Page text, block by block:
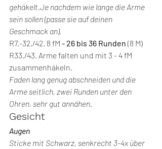
gehäkelt.Je nachdem wie lange die Arme
sein sollen (passe sie auf deinen
Geschmack an).
R7.-32./42. 8 fM - 26 bis 36 Runden (8 M)
R33./43. Arme falten und mit 3 - 4 fM
zusammenhäkeln.
Faden lang genug abschneiden und die
Arme seitlich, zwei Runden unter den
Ohren, sehr gut annähen.
Gesicht
Augen
Sticke mit Schwarz, senkrecht 3-4x über